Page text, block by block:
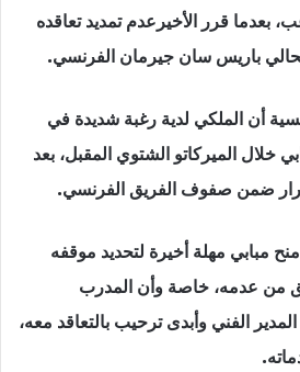
بعدما قرر الأخيرعدم تمديد تعاقده
باريس سان جيرمان الفرنسي.
أن الملكي لدية رغبة شديدة في
الميركاتو الشتوي المقبل، بعد
ضمن صفوف الفريق الفرنسي.
مبابي مهلة أخيرة لتحديد موقفه
من عدمه، خاصة وأن المدرب
الفني وأبدى ترحيب بالتعاقد معه،